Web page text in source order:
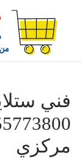
المحتوى
فني
مركزي